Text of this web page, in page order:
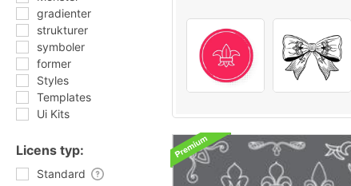
gradienter
strukturer
symboler
former
Styles
Templates
Ui Kits
Licens typ:
Standard